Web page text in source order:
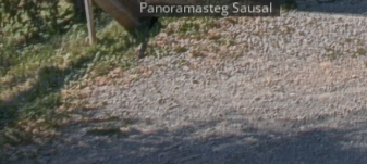
Panoramasteg Sausal